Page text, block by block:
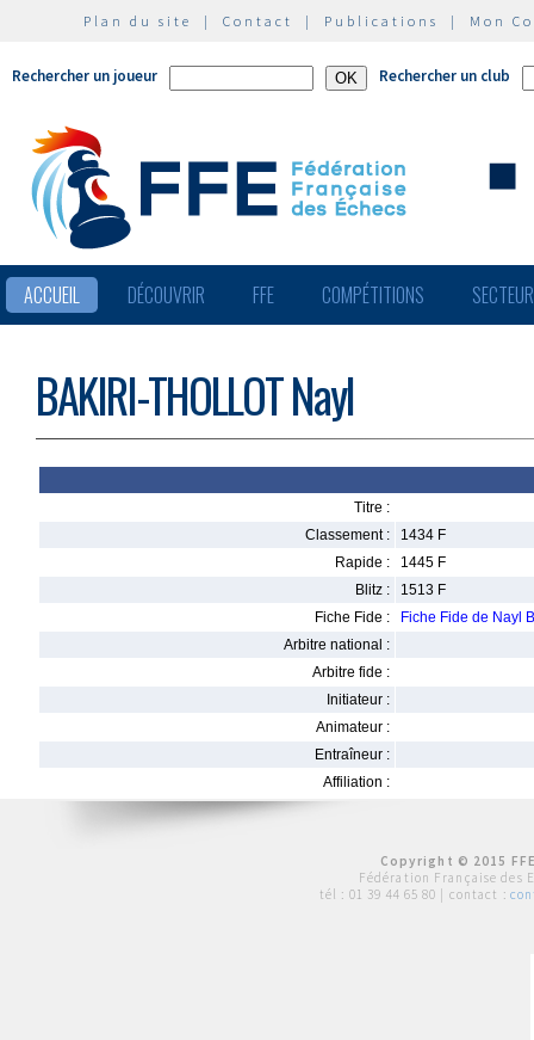
Plan du site | Contact | Publications | Mon
Rechercher un joueur Rechercher un club
ACCUEIL DÉCOUVRIR FFE COMPÉTITIONS
BAKIRI-THOLLOT Nayl
Titre :
Classement :
1434 F
Rapide :
1445 F
Blitz :
1513 F
Fiche Fide :
Fiche Fide de Nayl
Arbitre national :
Arbitre fide :
Initiateur :
Animateur :
Entraîneur :
Affiliation :
Copyright © 2015
Fédération Française des
tél : 01 39 44 65 80 | contact :